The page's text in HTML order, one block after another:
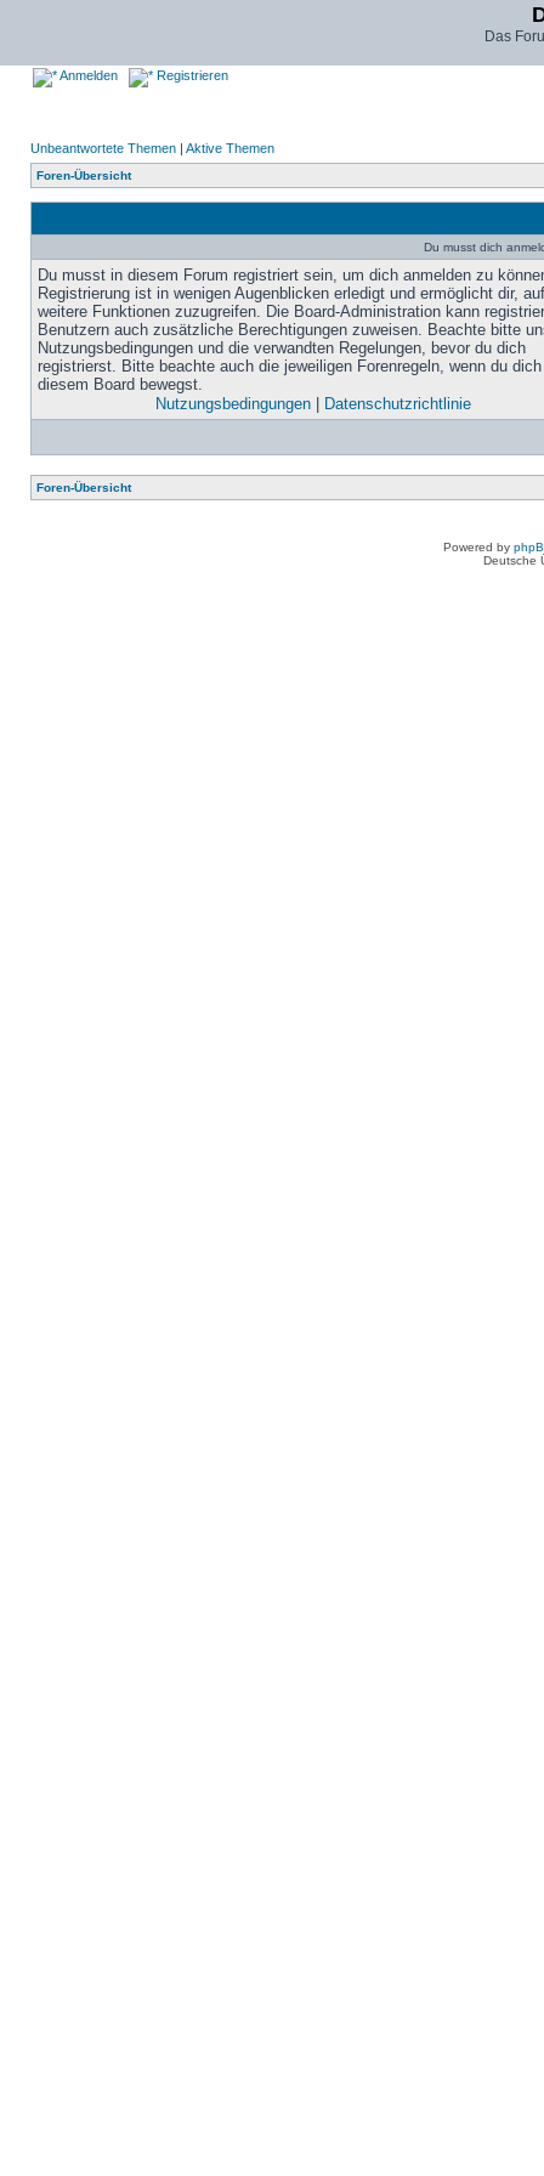
Das
Anmelden Registrieren
Unbeantwortete Themen | Aktive Themen
Foren-Übersicht
Du musst dich
Du musst in diesem Forum registriert sein, um dich anmelden zu
Registrierung ist in wenigen Augenblicken erledigt und ermöglicht dir, auf
weitere Funktionen zuzugreifen. Die Board-Administration kann
Benutzern auch zusätzliche Berechtigungen zuweisen. Beachte bitte
Nutzungsbedingungen und die verwandten Regelungen, bevor du dich
registrierst. Bitte beachte auch die jeweiligen Forenregeln, wenn du
diesem Board bewegst.
Nutzungsbedingungen| Datenschutzrichtlinie
Foren-Übersicht
Powered by
Deutsche